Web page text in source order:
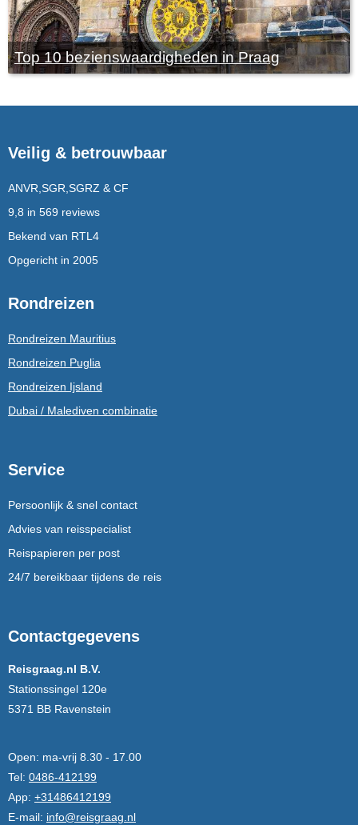
Top 10 bezienswaardigheden in Praag
Veilig & betrouwbaar
ANVR,SGR,SGRZ & CF
9,8 in 569 reviews
Bekend van RTL4
Opgericht in 2005
Rondreizen
Rondreizen Mauritius
Rondreizen Puglia
Rondreizen Ijsland
Dubai / Malediven combinatie
Service
Persoonlijk & snel contact
Advies van reisspecialist
Reispapieren per post
24/7 bereikbaar tijdens de reis
Contactgegevens
Reisgraag.nl B.V.
Stationssingel 120e
5371 BB Ravenstein
Open: ma-vrij 8.30 - 17.00
Tel: 0486-412199
App: +31486412199
E-mail: info@reisgraag.nl